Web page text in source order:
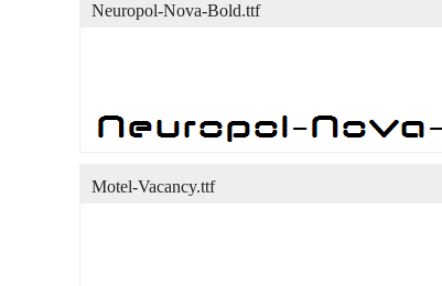
Neuropol-Nova-Bold.ttf
Motel-Vacancy.ttf